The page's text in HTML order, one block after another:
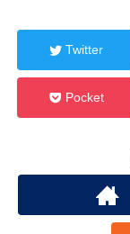
Twitter
Pocket